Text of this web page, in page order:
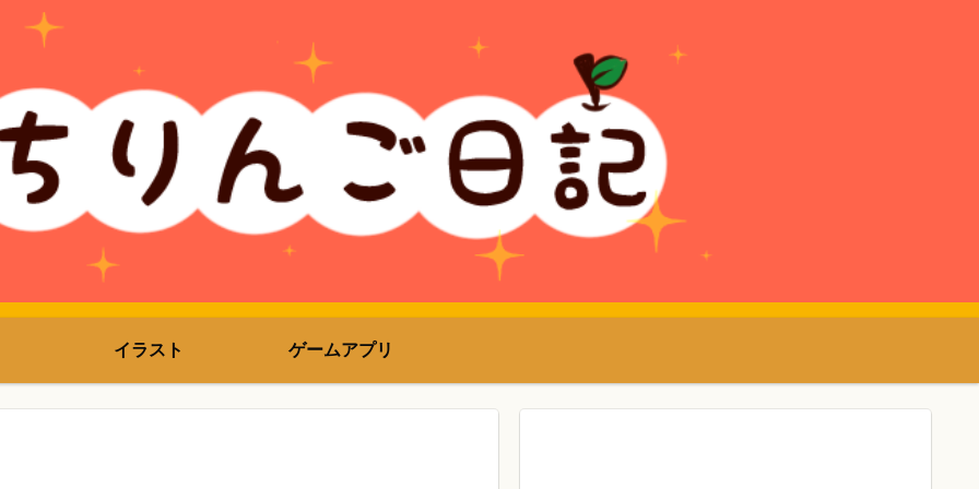
イラスト ゲームアプリ